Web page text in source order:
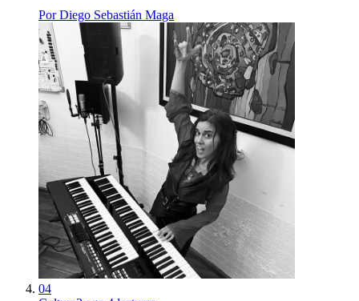
PorDiego Sebastián Maga
04